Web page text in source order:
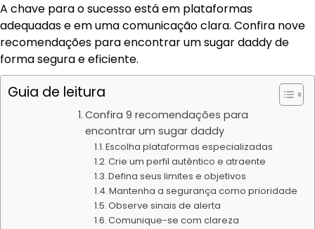
A chave para o sucesso está em plataformas
adequadas e em uma comunicação clara. Confira nove
recomendações para encontrar um sugar daddy de
forma segura e eficiente.
Guia de leitura
Confira 9 recomendações para
encontrar um sugar daddy
Escolha plataformas especializadas
Crie um perfil autêntico e atraente
Defina seus limites e objetivos
Mantenha a segurança como prioridade
Observe sinais de alerta
Comunique-se com clareza